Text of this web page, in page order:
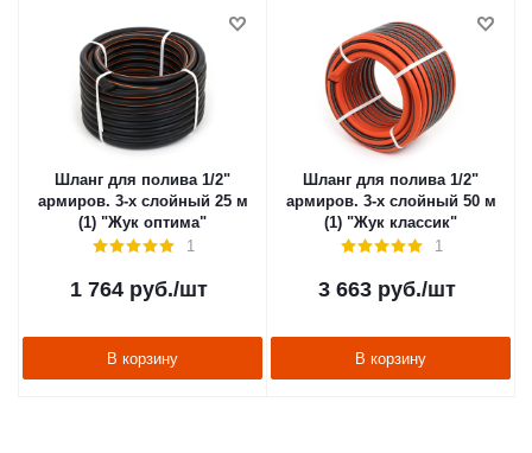
Шланг для полива 1/2"
армиров. 3-х слойный 25 м
(1) "Жук оптима"
1
1 764руб./шт
В корзину
Шланг для полива 1/2"
армиров. 3-х слойный 50 м
(1) "Жук классик"
1
3 663руб./шт
В корзину